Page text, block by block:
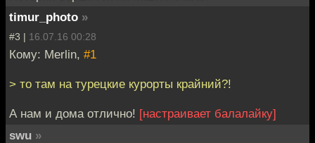
timur_photo »
#3 | 16.07.16 00:28
Кому: Merlin, #1
> то там на турецкие курорты крайний?!
А нам и дома отлично! [настраивает балалайку]
swu »